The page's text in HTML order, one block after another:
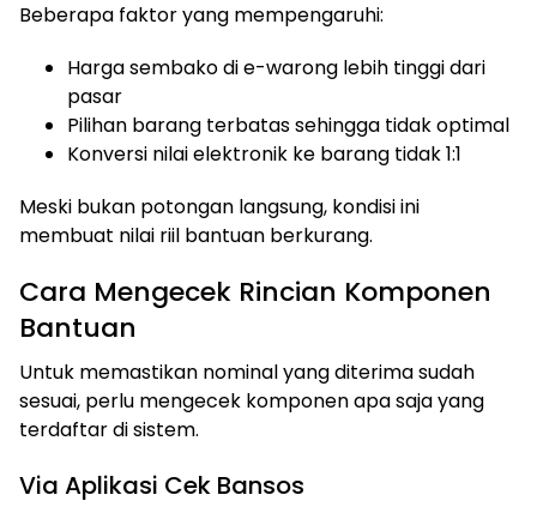
Beberapa faktor yang mempengaruhi:
Harga sembako di e-warong lebih tinggi dari
pasar
Pilihan barang terbatas sehingga tidak optimal
Konversi nilai elektronik ke barang tidak 1:1
Meski bukan potongan langsung, kondisi ini
membuat nilai riil bantuan berkurang.
Cara Mengecek Rincian Komponen
Bantuan
Untuk memastikan nominal yang diterima sudah
sesuai, perlu mengecek komponen apa saja yang
terdaftar di sistem.
Via Aplikasi Cek Bansos